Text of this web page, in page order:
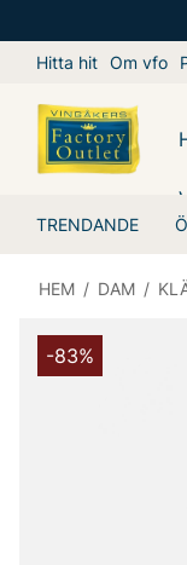
Hitta hit Om vfo
TRENDANDE
HEM / DAM /
-83%